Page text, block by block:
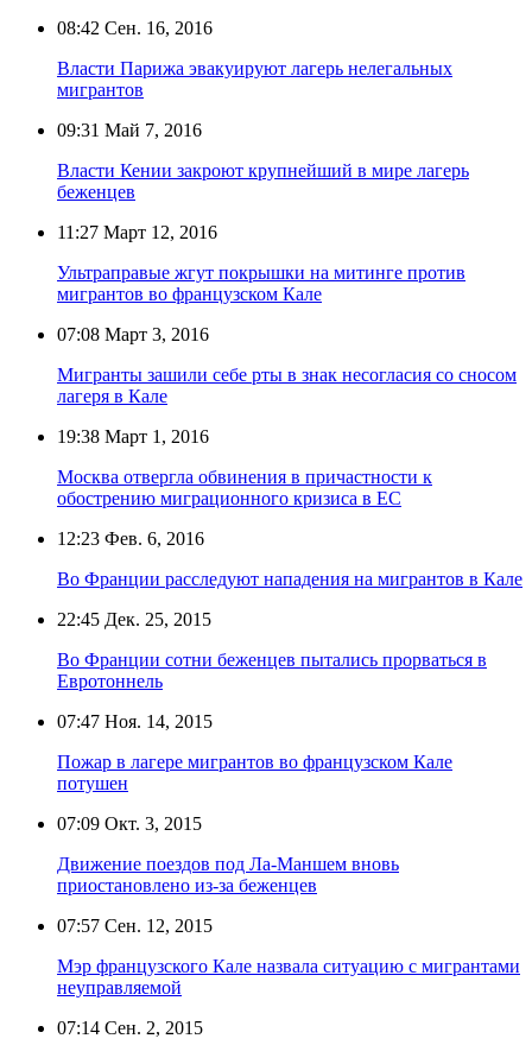
08:42 Сен. 16, 2016
Власти Парижа эвакуируют лагерь нелегальных
мигрантов
09:31 Май 7, 2016
Власти Кении закроют крупнейший в мире лагерь
беженцев
11:27 Март 12, 2016
Ультраправые жгут покрышки на митинге против
мигрантов во французском Кале
07:08 Март 3, 2016
Мигранты зашили себе рты в знак несогласия со сносом
лагеря в Кале
19:38 Март 1, 2016
Москва отвергла обвинения в причастности к
обострению миграционного кризиса в ЕС
12:23 Фев. 6, 2016
Во Франции расследуют нападения на мигрантов в Кале
22:45 Дек. 25, 2015
Во Франции сотни беженцев пытались прорваться в
Евротоннель
07:47 Ноя. 14, 2015
Пожар в лагере мигрантов во французском Кале
потушен
07:09 Окт. 3, 2015
Движение поездов под Ла-Маншем вновь
приостановлено из-за беженцев
07:57 Сен. 12, 2015
Мэр французского Кале назвала ситуацию с мигрантами
неуправляемой
07:14 Сен. 2, 2015